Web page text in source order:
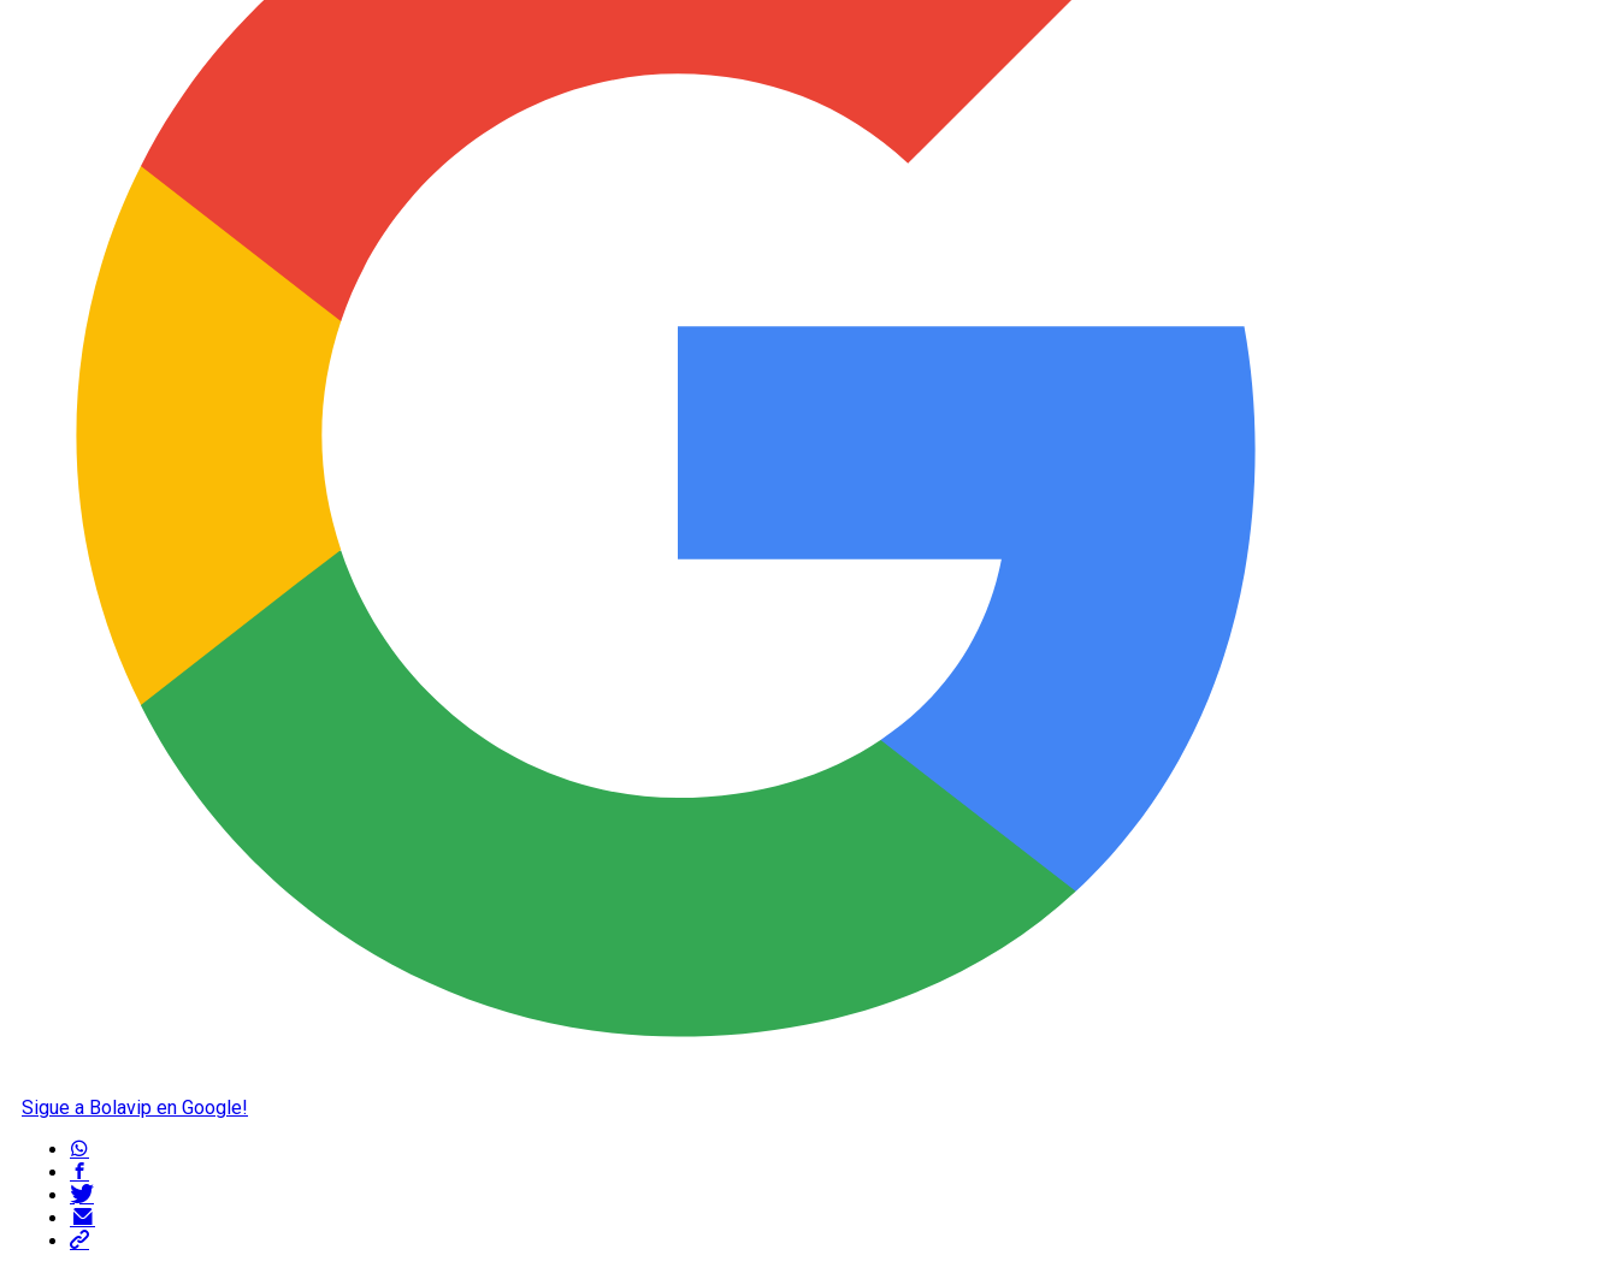
Sigue a Bolavip en Google!